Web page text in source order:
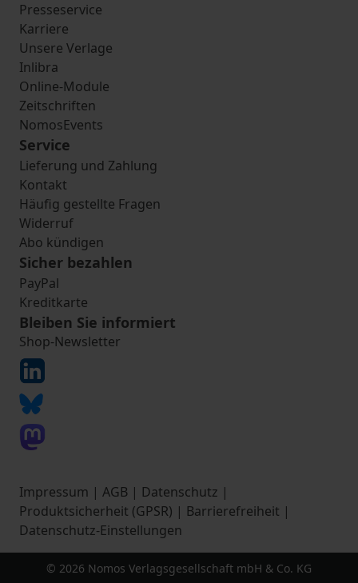
Presseservice
Karriere
Unsere Verlage
Inlibra
Online-Module
Zeitschriften
NomosEvents
Service
Lieferung und Zahlung
Kontakt
Häufig gestellte Fragen
Widerruf
Abo kündigen
Sicher bezahlen
PayPal
Kreditkarte
Bleiben Sie informiert
Shop-Newsletter
Impressum | AGB | Datenschutz |
Produktsicherheit (GPSR) | Barrierefreiheit |
Datenschutz-Einstellungen
© 2026 Nomos Verlagsgesellschaft mbH & Co. KG